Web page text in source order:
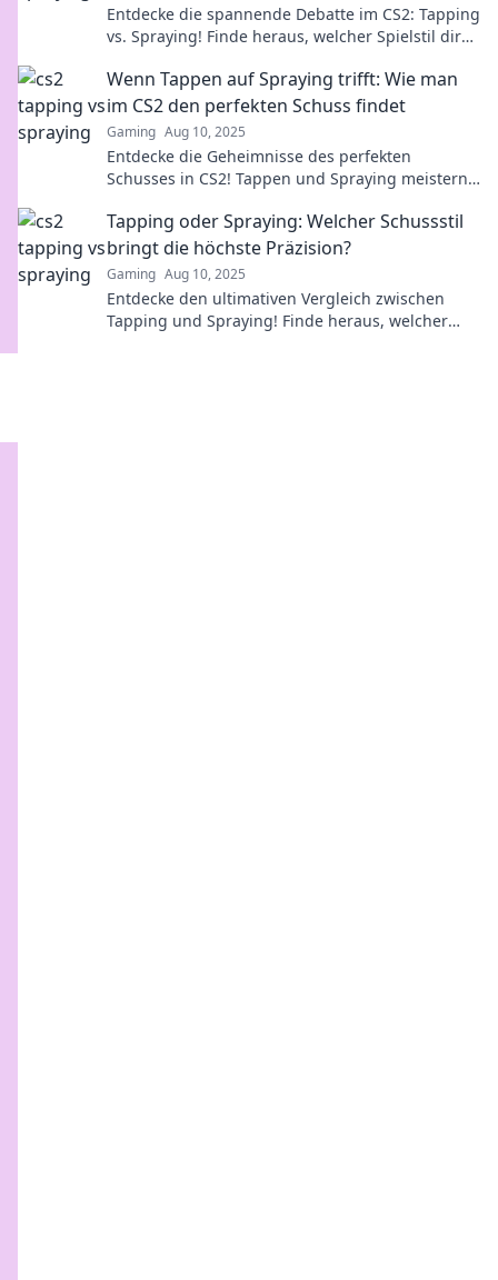
Entdecke die spannende Debatte im CS2: Tapping
vs. Spraying! Finde heraus, welcher Spielstil dir
Wenn Tappen auf Spraying trifft: Wie man
im CS2 den perfekten Schuss findet
Gaming Aug 10, 2025
Entdecke die Geheimnisse des perfekten
Schusses in CS2! Tappen und Spraying meistern
Tapping oder Spraying: Welcher Schussstil
bringt die höchste Präzision?
Gaming Aug 10, 2025
Entdecke den ultimativen Vergleich zwischen
Tapping und Spraying! Finde heraus, welcher